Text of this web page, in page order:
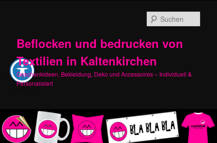
Beflocken und bedrucken von
Textilien in Kaltenkirchen
Geschenkideen, Bekleidung, Deko und Accessoires – Individuell &
Personalisiert